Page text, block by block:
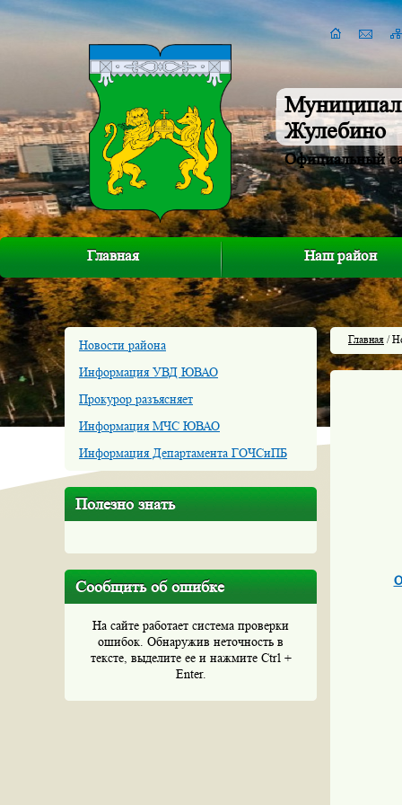
Жулебино
Официальный
Главная Наш район
Новости района
Информация УВД ЮВАО
Прокурор разъясняет
Информация МЧС ЮВАО
Информация Департамента ГОЧСиПБ
Полезно знать
Сообщить об ошибке
На сайте работает система проверки
ошибок. Обнаружив неточность в
тексте, выделите ее и нажмите Ctrl +
Enter.
Главная /